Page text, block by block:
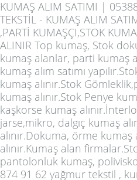
KUMAŞ ALIM SATIMI |
TEKSTİL - KUMAŞ ALIM
,PARTİ KUMAŞÇI,STOK
ALINIR Top kumaş, Stok
kumaş alanlar, parti kumaş
kumaş alım satımı
kumaş alınır.Stok
kumaş alınır.Stok Penye
kaşkorse kumaş
jarse,mikro, dalgıç kumaş
alınır.Dokuma, örme kumaş
alınır.Kumaş alan
pantolonluk kumaş,
874 91 62 yağmur tekstil ,